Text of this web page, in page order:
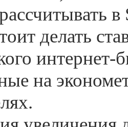
делать
интернет-
на